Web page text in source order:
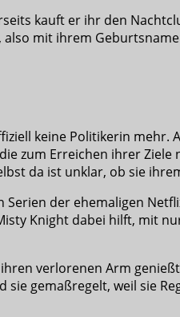
kauft er ihr den
mit ihrem
keine Politikerin
zum Erreichen ihrer
da ist unklar, ob sie
der ehemaligen
Knight dabei hilft, mit
verlorenen Arm
gemaßregelt, weil sie